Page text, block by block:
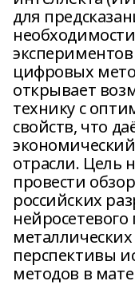
для
цифровых
открывает
технику с
свойств, что
отрасли. Цель
провести
российских
перспективы
методов в